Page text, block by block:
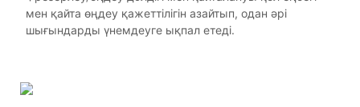
мен қайта өңдеу қажеттілігін азайтып, одан әрі
шығындарды үнемдеуге ықпал етеді.